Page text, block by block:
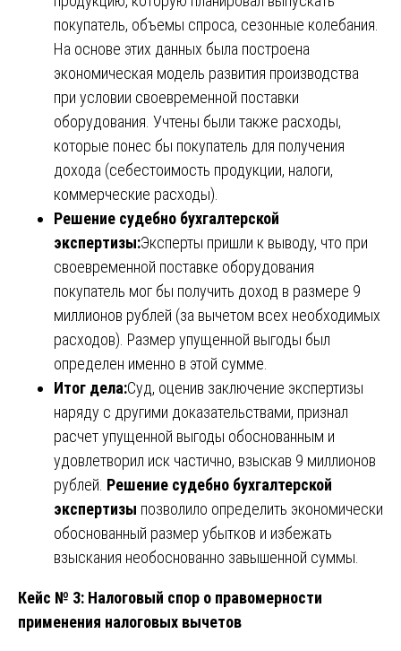
покупатель, объемы спроса, сезонные колебания.
На основе этих данных была построена
экономическая модель развития производства
при условии своевременной поставки
оборудования. Учтены были также расходы,
которые понес бы покупатель для получения
дохода (себестоимость продукции, налоги,
коммерческие расходы).
Решение судебно бухгалтерской
экспертизы:Эксперты пришли к выводу, что при
своевременной поставке оборудования
покупатель мог бы получить доход в размере 9
миллионов рублей (за вычетом всех необходимых
расходов). Размер упущенной выгоды был
определен именно в этой сумме.
Итог дела:Суд, оценив заключение экспертизы
наряду с другими доказательствами, признал
расчет упущенной выгоды обоснованным и
удовлетворил иск частично, взыскав 9 миллионов
рублей. Решение судебно бухгалтерской
экспертизы позволило определить экономически
обоснованный размер убытков и избежать
взыскания необоснованно завышенной суммы.
Кейс № 3: Налоговый спор о правомерности
применения налоговых вычетов